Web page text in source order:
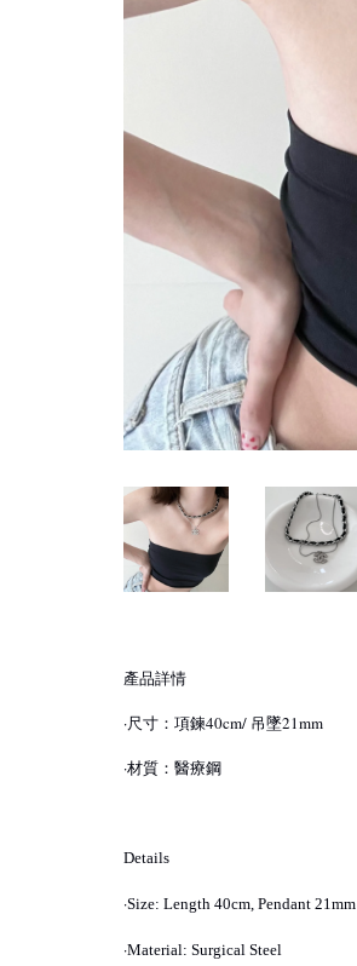
產品詳情
·尺寸：項鍊40cm/ 吊墜21mm
·材質：醫療鋼
Details
·Size: Length 40cm, Pendant 21mm
·Material: Surgical Steel